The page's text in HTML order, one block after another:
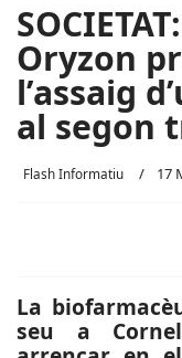
Oryzon
l’assaig
al segon
Flash Informatiu 17
La
seu a